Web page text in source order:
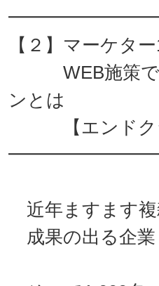
【２】マーケタ
WEB施策で成
ンとは
【エンドクラ
近年ますます複
成果の出る企業